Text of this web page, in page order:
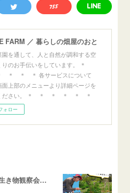
FARM ／ 暮らしの畑屋のおと
園を通して、人と自然が調和する空
りのお手伝いをしています。 ＊
＊ ＊ ＊ 各サービスについて
面上部のメニューより詳細ページを
ださい。 ＊ ＊ ＊ ＊ ＊ ＊
ォロー
虫博士とめぐる！夏の生き物観察会のご案内